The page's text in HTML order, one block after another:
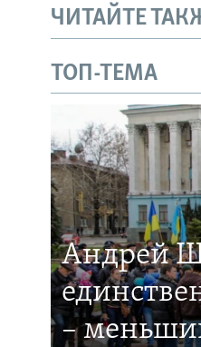
ЧИТАЙТЕ
ТОП-ТЕМА
Андрей
–